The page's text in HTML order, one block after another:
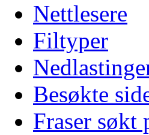
Nettlesere
Filtyper
Besøkte
Fraser søkt